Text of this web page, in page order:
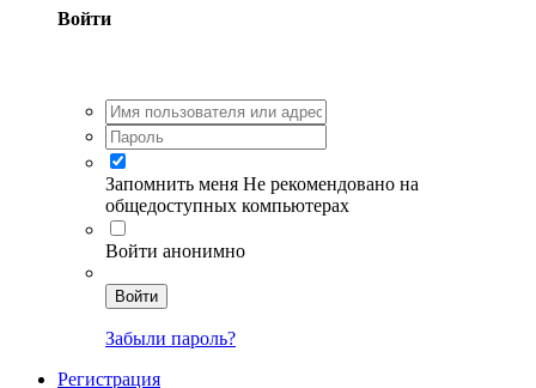
Войти
Запомнить меня Не рекомендовано на
общедоступных компьютерах
Войти анонимно
Войти
Забыли пароль?
Регистрация